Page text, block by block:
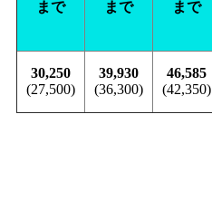
まで まで まで
30,250
(27,500)
39,930
(36,300)
46,585
(42,350)